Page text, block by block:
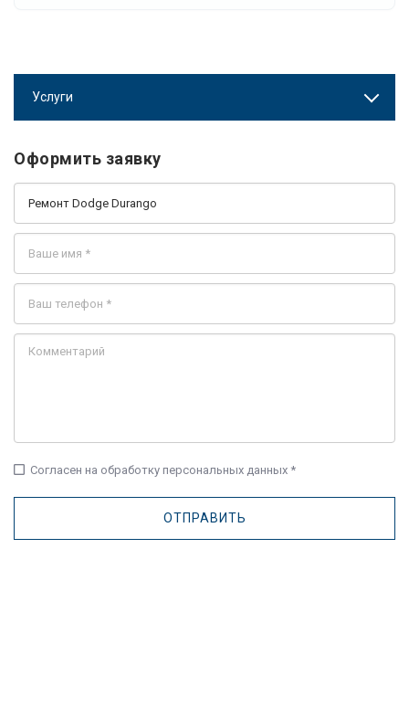
Услуги
Оформить заявку
check_box_outline_blank Согласен на обработку персональных данных *